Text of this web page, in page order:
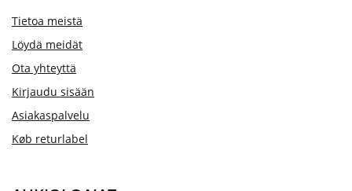
Tietoa meistä
Löydä meidät
Ota yhteyttä
Kirjaudu sisään
Asiakaspalvelu
Køb returlabel